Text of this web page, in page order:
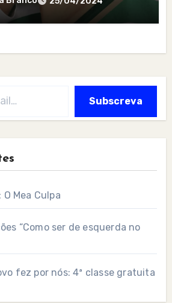
Subscreva
Mea Culpa
“Como ser de esquerda no
fez por nós: 4ª classe gratuita